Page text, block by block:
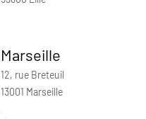
Marseille
12, rue Breteuil
13001 Marseille